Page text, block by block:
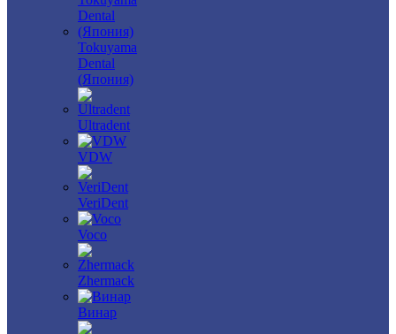
Tokuyama
Dental
(Япония)
Ultradent
VDW
VeriDent
Voco
Zhermack
Винар